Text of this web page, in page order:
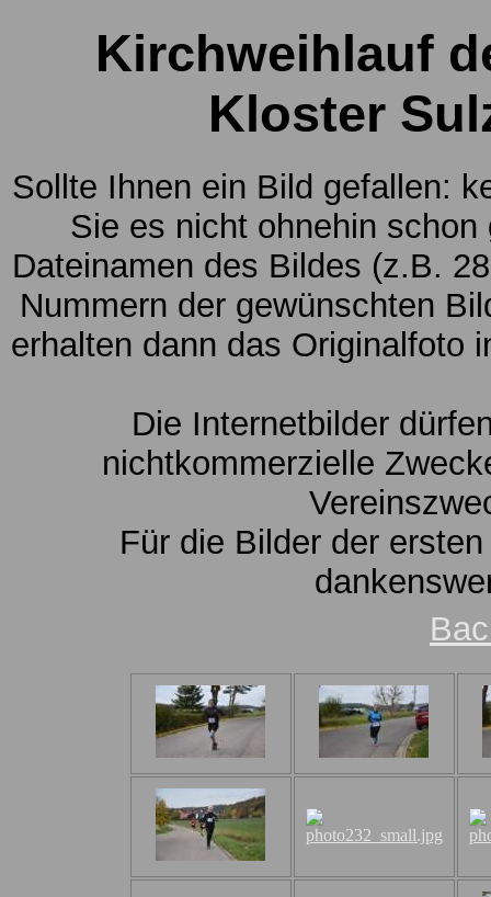
Kirchweihlauf
Kloster
Sollte Ihnen ein Bild gefallen:
Sie es nicht ohnehin
Dateinamen des Bildes (z.B.
Nummern der gewünschten
erhalten dann das Originalfoto
Die Internetbilder
nichtkommerzielle
Für die Bilder der